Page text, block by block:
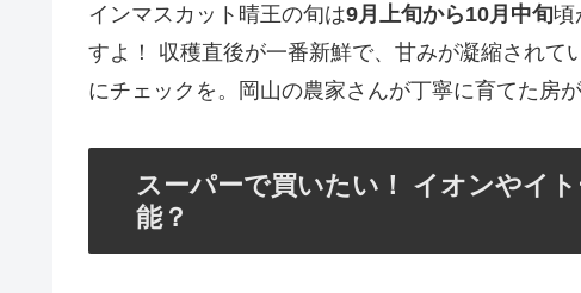
インマスカット晴王の旬は9月上旬から10月中旬頃
すよ！ 収穫直後が一番新鮮で、甘みが凝縮され
にチェックを。岡山の農家さんが丁寧に育てた房
スーパーで買いたい！ イオンやイ
能？